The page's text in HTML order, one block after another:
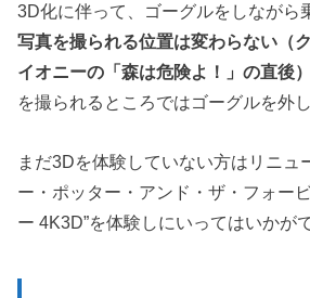
3D化に伴って、ゴーグルをしながら
写真を撮られる位置は変わらない（
イオニーの「森は危険よ！」の直後）
を撮られるところではゴーグルを外
まだ3Dを体験していない方はリニュ
ー・ポッター・アンド・ザ・フォー
ー 4K3D”を体験しにいってはいかが